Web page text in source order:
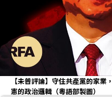
【未普評論】守住共產黨的家
憲的政治邏輯（粵語部製圖）